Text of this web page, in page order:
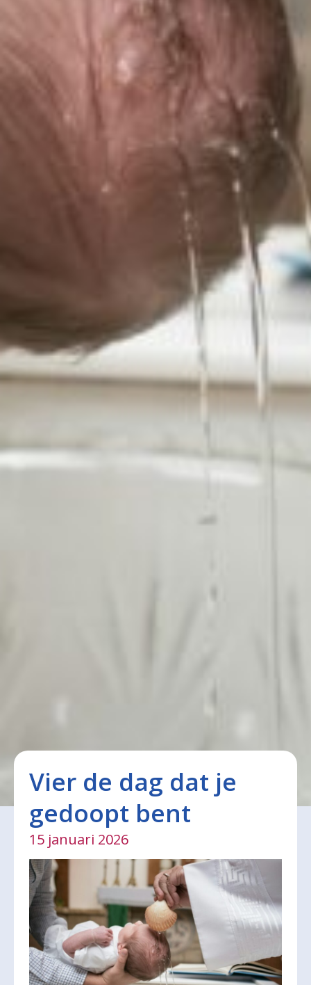
Vier de dag dat je
gedoopt bent
15 januari 2026